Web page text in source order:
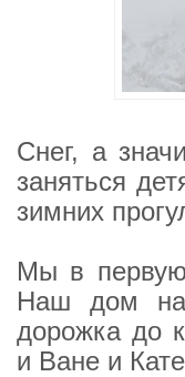
Снег, а
заняться
зимних
Мы в
Наш дом
дорожка до
и Ване и